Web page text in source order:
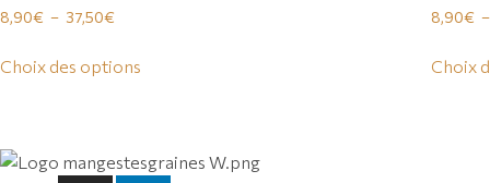
Note
4.00
8,90€ – 37,50€
Choix des options
plusieurs
Note
2.00
8,90€ –
Choix